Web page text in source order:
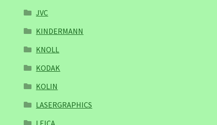
JVC
KINDERMANN
KNOLL
KODAK
KOLIN
LASERGRAPHICS